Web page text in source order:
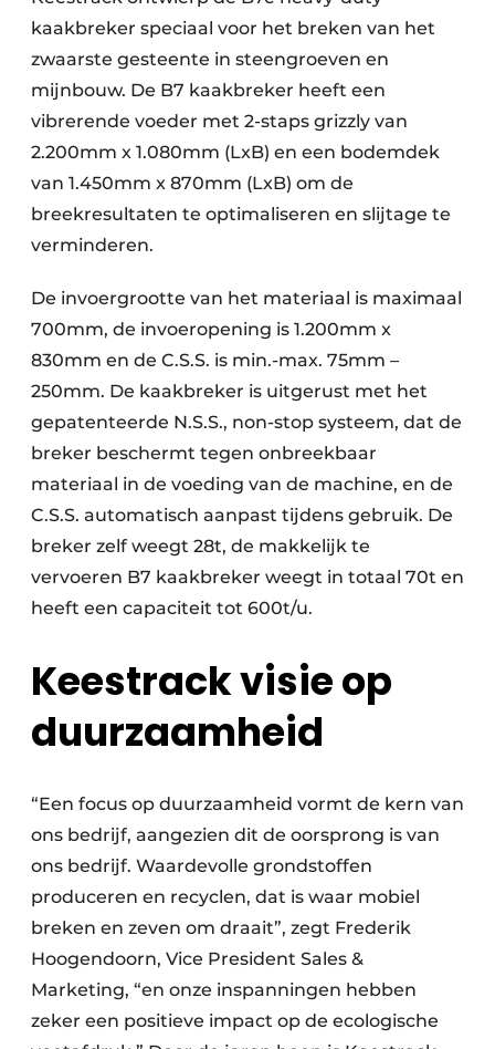
kaakbreker speciaal voor het breken van het
zwaarste gesteente in steengroeven en
mijnbouw. De B7 kaakbreker heeft een
vibrerende voeder met 2-staps grizzly van
2.200mm x 1.080mm (LxB) en een bodemdek
van 1.450mm x 870mm (LxB) om de
breekresultaten te optimaliseren en slijtage te
verminderen.
De invoergrootte van het materiaal is maximaal
700mm, de invoeropening is 1.200mm x
830mm en de C.S.S. is min.-max. 75mm –
250mm. De kaakbreker is uitgerust met het
gepatenteerde N.S.S., non-stop systeem, dat de
breker beschermt tegen onbreekbaar
materiaal in de voeding van de machine, en de
C.S.S. automatisch aanpast tijdens gebruik. De
breker zelf weegt 28t, de makkelijk te
vervoeren B7 kaakbreker weegt in totaal 70t en
heeft een capaciteit tot 600t/u.
Keestrack visie op
duurzaamheid
“Een focus op duurzaamheid vormt de kern van
ons bedrijf, aangezien dit de oorsprong is van
ons bedrijf. Waardevolle grondstoffen
produceren en recyclen, dat is waar mobiel
breken en zeven om draait”, zegt Frederik
Hoogendoorn, Vice President Sales &
Marketing, “en onze inspanningen hebben
zeker een positieve impact op de ecologische